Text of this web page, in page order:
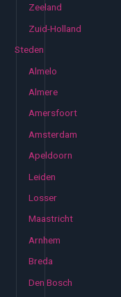
Zeeland
Zuid-Holland
Steden
Almelo
Almere
Amersfoort
Amsterdam
Apeldoorn
Leiden
Losser
Maastricht
Arnhem
Breda
Den Bosch